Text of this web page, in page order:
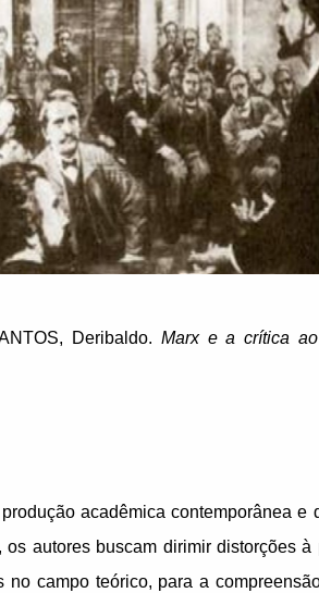
Deribaldo. Marx e a crítica
acadêmica contemporânea e
autores buscam dirimir distorções
no campo teórico, para a